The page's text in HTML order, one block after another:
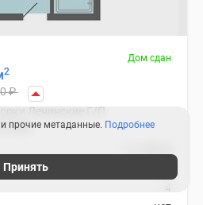
Дом сдан
2
₽
Ленинские Г/П
мин.
прочие метаданные. Подробнее
Принять